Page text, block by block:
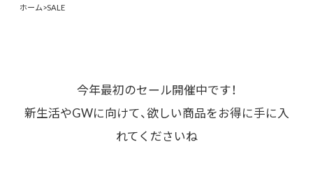
ホーム>SALE
今年最初のセール開催中です！
新生活やGWに向けて、欲しい商品をお得に手に入
れてくださいね